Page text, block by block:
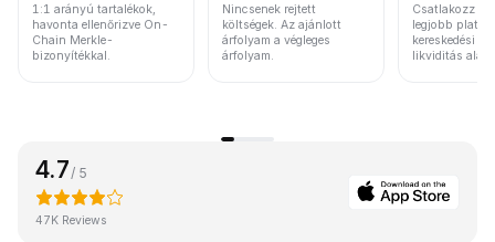
1:1 arányú tartalékok,
havonta ellenőrizve On-
Chain Merkle-
bizonyítékkal.
Nincsenek rejtett
költségek. Az ajánlott
árfolyam a végleges
árfolyam.
Csatlakozz a
legjobb
kereskedési
likviditás
4.7 / 5
47K Reviews